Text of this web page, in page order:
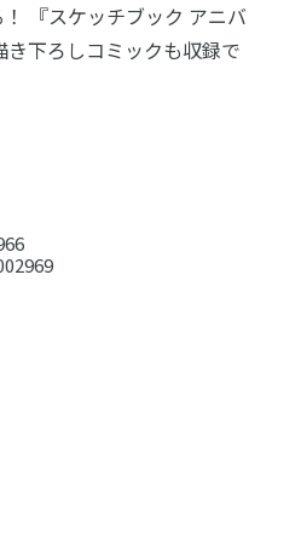
『スケッチブック アニバ
下ろしコミックも収録で